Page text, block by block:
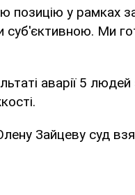
позицію у рамках
Ми
аварії 5
Зайцеву суд